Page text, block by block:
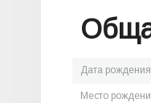
Дата рождения
Место